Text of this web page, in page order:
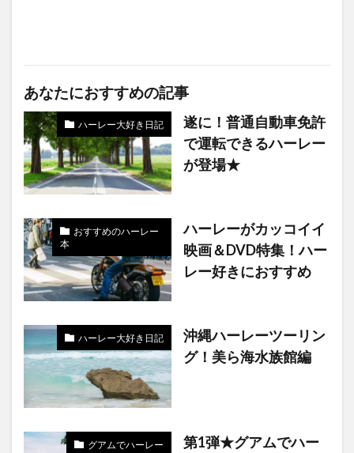
あなたにおすすめの記事
ハーレー大好き日記
遂に！普通自動車免許
で運転できるハーレー
が登場★
おすすめのハーレー
本
ハーレーがカッコイイ
映画＆DVD特集！ハー
レー好きにおすすめ
ハーレー大好き日記
沖縄ハーレーツーリン
グ！美ら海水族館編
グアムでハーレー
第1弾★グアムでハー